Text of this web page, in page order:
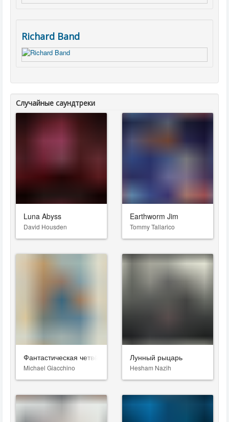
Richard Band
Случайные саундтреки
Luna Abyss
David Housden
Earthworm Jim
Tommy Tallarico
Фантастическая четвёрка: Первые шаги
Michael Giacchino
Лунный рыцарь
Hesham Nazih